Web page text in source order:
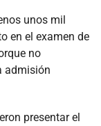
unos mil
en el examen de
no
admisión
presentar el